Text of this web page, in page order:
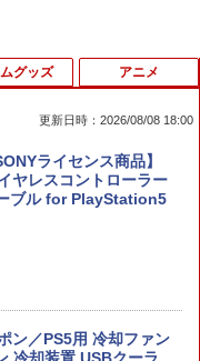
/ Switch2 コン
チ2 スイッチ プロコン
ー switchコントロー
ーラ プロコンswitc
搭載 ジョイコン 無線
更新日時：2026/08/08 18:00
ライセンス商品】
ヤレスコントローラー
ブル for PlayStation5
ン／PS5用 冷却ファン
グッズ アニメ